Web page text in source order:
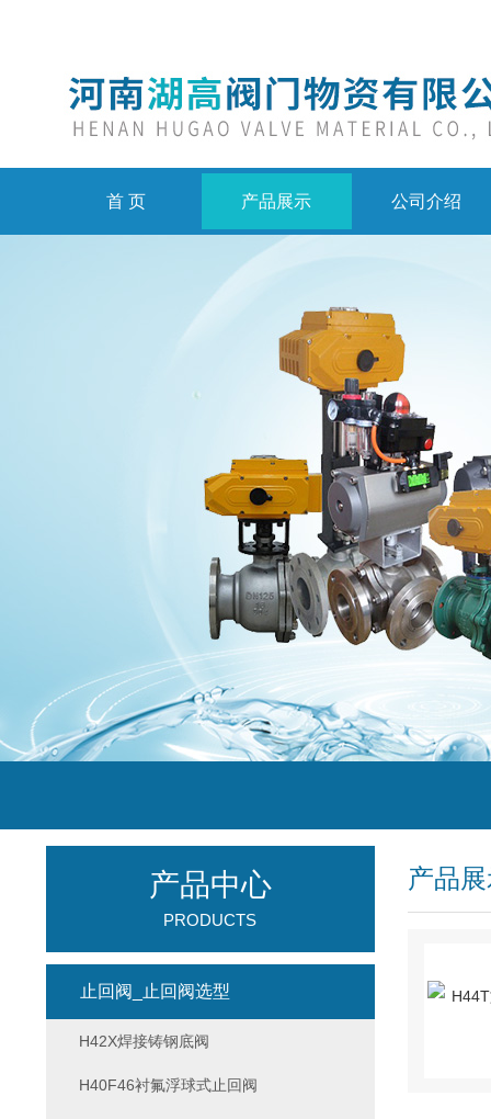
首 页 产品展示 公司介绍
产品
产品中心
PRODUCTS
止回阀_止回阀选型
H42X焊接铸钢底阀
H40F46衬氟浮球式止回阀